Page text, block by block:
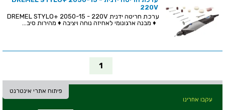
220V
ערכת חריטה ידנית DREMEL STYLO+ 2050-15 - 220V
♦ מבנה ארגונומי לאחיזה נוחה ויציבה ♦ מהירות סיב...
1
פיתוח אתרי אינטרנט
עקבו אחרינו